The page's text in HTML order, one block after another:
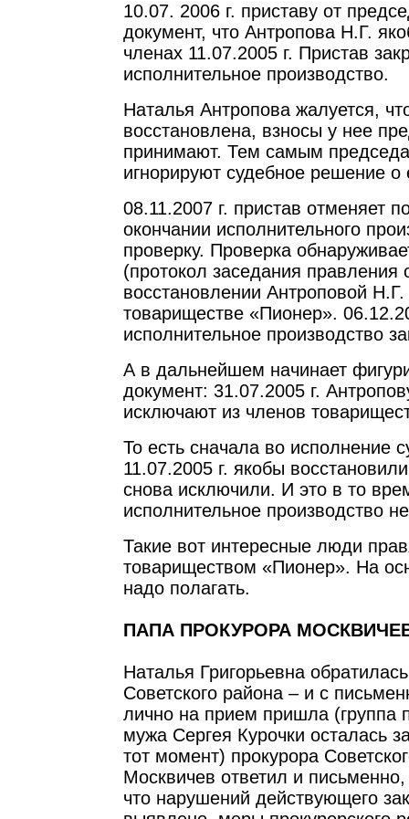
10.07. 2006 г. приставу от
документ, что Антропова Н.Г.
членах 11.07.2005 г. Пристав
исполнительное производство.
Наталья Антропова жалуется,
восстановлена, взносы у нее
принимают. Тем самым
игнорируют судебное решение о
08.11.2007 г. пристав отменяет
окончании исполнительного
проверку. Проверка
(протокол заседания правления
восстановлении Антроповой
товариществе «Пионер».
исполнительное производство
А в дальнейшем начинает
документ: 31.07.2005 г.
исключают из членов
То есть сначала во исполнение
11.07.2005 г. якобы
снова исключили. И это в то
исполнительное производство
Такие вот интересные люди
товариществом «Пионер». На
надо полагать.
ПАПА ПРОКУРОРА
Наталья Григорьевна
Советского района – и с
лично на прием пришла (группа
мужа Сергея Курочки осталась
тот момент) прокурора
Москвичев ответил и
что нарушений действующего